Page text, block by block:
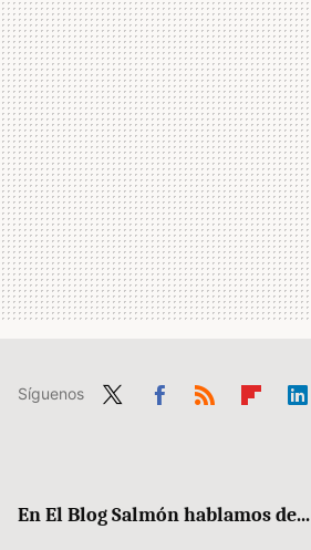
Síguenos
En El Blog Salmón hablamos de...